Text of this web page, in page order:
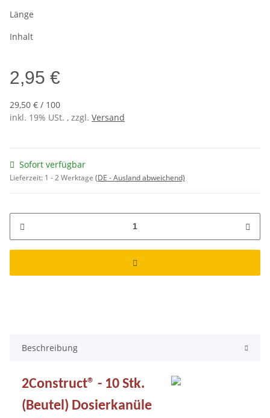
Länge
Inhalt
2,95 €
29,50 € / 100
inkl. 19% USt. , zzgl. Versand
Sofort verfügbar
Lieferzeit: 1 - 2 Werktage (DE - Ausland abweichend)
Beschreibung
2Construct® - 10 Stk.
(Beutel) Dosierkanüle